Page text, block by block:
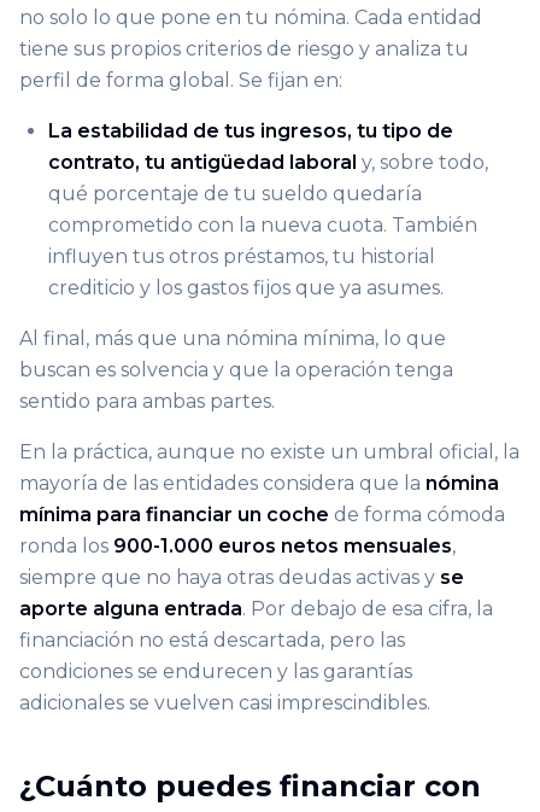
no solo lo que pone en tu nómina. Cada entidad
tiene sus propios criterios de riesgo y analiza tu
perfil de forma global. Se fijan en:
La estabilidad de tus ingresos, tu tipo de
contrato, tu antigüedad laboral y, sobre todo,
qué porcentaje de tu sueldo quedaría
comprometido con la nueva cuota. También
influyen tus otros préstamos, tu historial
crediticio y los gastos fijos que ya asumes.
Al final, más que una nómina mínima, lo que
buscan es solvencia y que la operación tenga
sentido para ambas partes.
En la práctica, aunque no existe un umbral oficial, la
mayoría de las entidades considera que la nómina
mínima para financiar un coche de forma cómoda
ronda los 900-1.000 euros netos mensuales,
siempre que no haya otras deudas activas y se
aporte alguna entrada. Por debajo de esa cifra, la
financiación no está descartada, pero las
condiciones se endurecen y las garantías
adicionales se vuelven casi imprescindibles.
¿Cuánto puedes financiar con